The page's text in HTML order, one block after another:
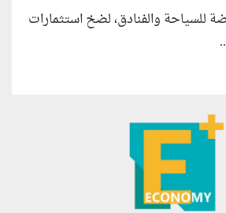
للسياحة والفنادق، لضخ استثمارات